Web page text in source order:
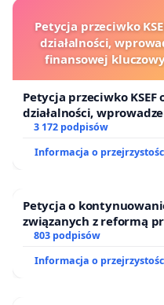
Petycja przeciwko
działalności,
finansowej
Petycja przeciwko
działalności,
finansowej kluczowych
3 172 podpisów
Informacja o
Petycja o
związanych z reformą
803 podpisów
Informacja o